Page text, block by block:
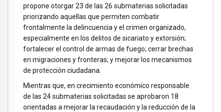
propone otorgar 23 de las 26 submaterias solicitadas
priorizando aquellas que permiten combatir
frontalmente la delincuencia y el crimen organizado,
especialmente en los delitos de sicariato y extorsión;
fortalecer el control de armas de fuego; cerrar brechas
en migraciones y fronteras; y mejorar los mecanismos
de protección ciudadana.
Mientras que, en crecimiento económico responsable
de las 24 submaterias solicitadas se aprobaron 18
orientadas a mejorar la recaudación y la reducción de la